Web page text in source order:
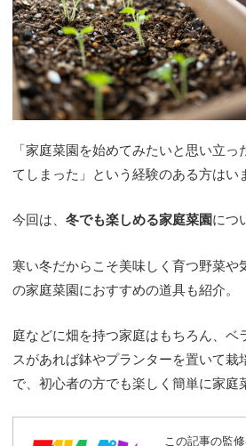
「家庭菜園を始めてみたいと思い立
てしまった」という経験のある方はい
今回は、 冬でも楽しめる家庭菜園につ
寒い冬だからこそ美味しく育つ野菜や
の家庭菜園におすすめの道具も紹介。
庭などに畑を持つ家庭はもちろん、ベ
スがあれば鉢やプランターを置いて栽
で、初心者の方でも楽しく簡単に家庭
この記事の監